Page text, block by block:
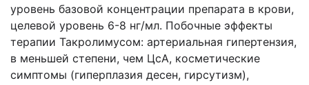
уровень базовой концентрации препарата в крови,
целевой уровень 6-8 нг/мл. Побочные эффекты
терапии Такролимусом: артериальная гипертензия,
в меньшей степени, чем ЦсА, косметические
симптомы (гиперплазия десен, гирсутизм),